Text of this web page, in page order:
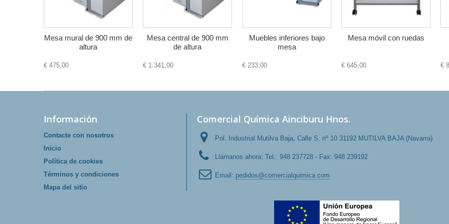
Mesa mural de 900 mm de
altura
€ 475,00
Mesa central de 900 mm
de altura
€ 1.341,00
Muebles inferiores bajo
mesa
€ 233,00
Mesa móvil con ruedas
€ 645,00 €
Información
Contacte con nosotros
Inicio
Política de cookies
Términos y condiciones
Mapa del sitio
Comercial Química Ainciburu Hnos.
Pol. Industrial Mutilva Baja, Calle S, nº 10 31192 MUTILVA BAJA (Navarra)
Llámanos ahora: Tel.: 948 237728 - Fax: 948 239192
Email: pedidos@comercialquimica.com